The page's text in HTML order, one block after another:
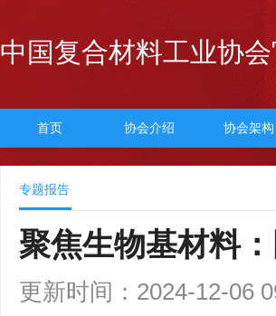
中国复合材料工业协会
首页 协会介绍 协会架构
专题报告
聚焦生物基材料
更新时间：2024-12-06